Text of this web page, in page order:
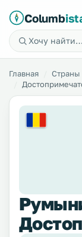
Columb
Главная Страны